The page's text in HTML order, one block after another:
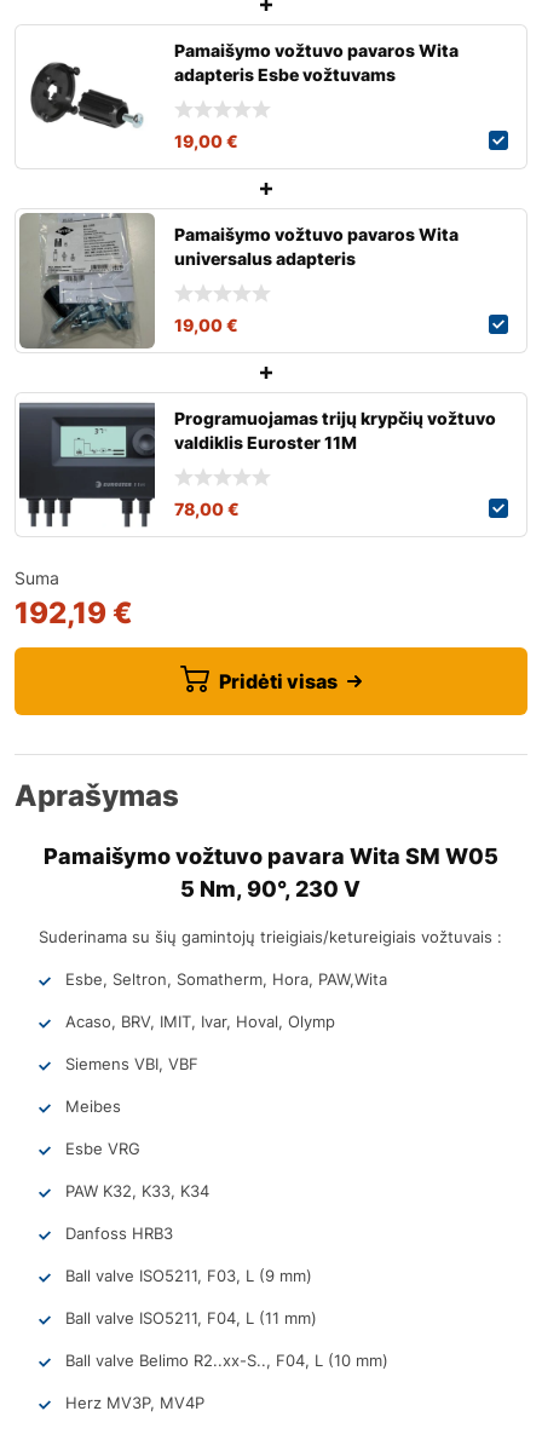
Pamaišymo vožtuvo pavaros Wita
adapteris Esbe vožtuvams
19,00€
Pamaišymo vožtuvo pavaros Wita
universalus adapteris
19,00€
Programuojamas trijų krypčių vožtuvo
valdiklis Euroster 11M
78,00€
Suma
192,19 €
Pridėti visas
Aprašymas
Pamaišymo vožtuvo pavara Wita SM W05
5 Nm, 90°, 230 V
Suderinama su šių gamintojų trieigiais/ketureigiais vožtuvais :
Esbe, Seltron, Somatherm, Hora, PAW,Wita
Acaso, BRV, IMIT, Ivar, Hoval, Olymp
Siemens VBI, VBF
Meibes
Esbe VRG
PAW K32, K33, K34
Danfoss HRB3
Ball valve ISO5211, F03, L (9 mm)
Ball valve ISO5211, F04, L (11 mm)
Ball valve Belimo R2..xx-S.., F04, L (10 mm)
Herz MV3P, MV4P